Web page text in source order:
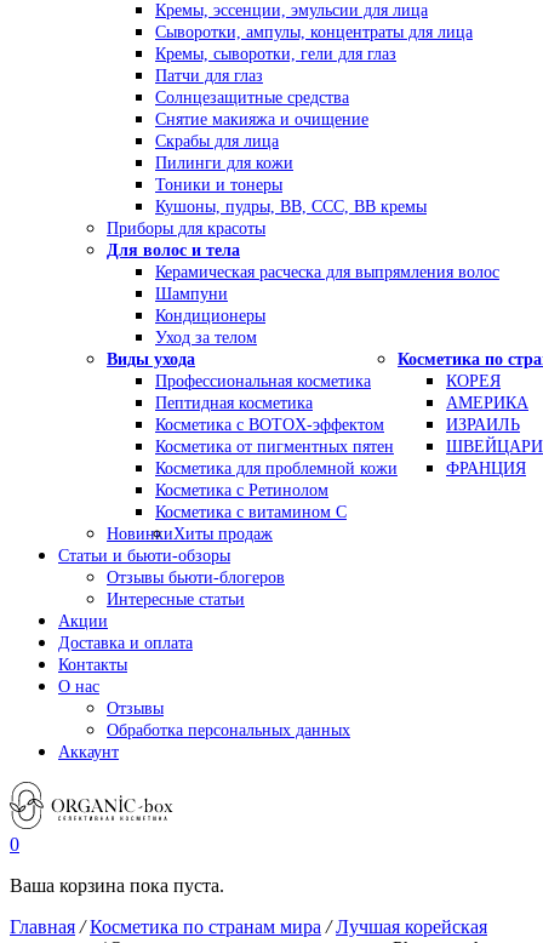
Кремы, эссенции, эмульсии для лица
Сыворотки, ампулы, концентраты для лица
Кремы, сыворотки, гели для глаз
Патчи для глаз
Солнцезащитные средства
Снятие макияжа и очищение
Скрабы для лица
Пилинги для кожи
Тоники и тонеры
Кушоны, пудры, ВВ, ССС, ВВ кремы
Приборы для красоты
Для волос и тела
Керамическая расческа для выпрямления волос
Шампуни
Кондиционеры
Уход за телом
Виды ухода
Профессиональная косметика
Пептидная косметика
Косметика с BOTOX-эффектом
Косметика от пигментных пятен
Косметика для проблемной кожи
Косметика с Ретинолом
Косметика с витамином С
Косметика по
КОРЕЯ
АМЕРИКА
ИЗРАИЛЬ
ФРАНЦИЯ
НовинкиХиты продаж
Статьи и бьюти-обзоры
Отзывы бьюти-блогеров
Интересные статьи
Акции
Доставка и оплата
Контакты
О нас
Отзывы
Обработка персональных данных
Аккаунт
0
Ваша корзина пока пуста.
Главная /Косметика по странам мира /Лучшая корейская